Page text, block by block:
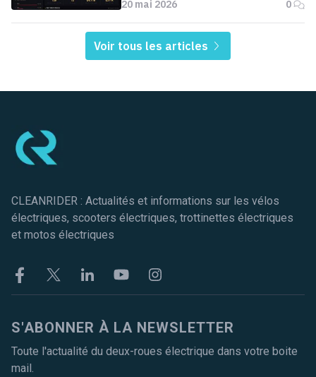
20 mai 2026
0
Voir tous les articles
CLEANRIDER : Actualités et informations sur les vélos
électriques, scooters électriques, trottinettes électriques
et motos électriques
FacebookTwitter LinkekinYoutubeInstagram
S'ABONNER À LA NEWSLETTER
Toute l'actualité du deux-roues électrique dans votre boite
mail.